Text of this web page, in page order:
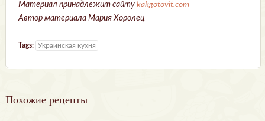
Материал принадлежит сайтуkakgotovit.com
Автор материала Мария Хоролец
Tags: Украинская кухня
Похожие рецепты